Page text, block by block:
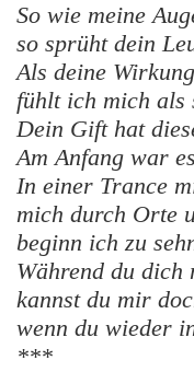
So wie meine
so sprüht dein
Als deine
fühlt ich mich als
Dein Gift hat
Am Anfang war
In einer Trance
mich durch Orte
beginn ich zu
Während du dich
kannst du mir
wenn du wieder
***